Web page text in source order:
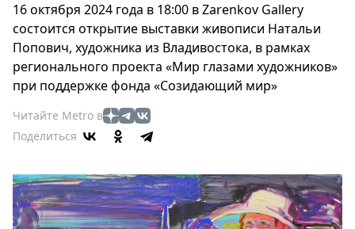
Туризм
Мода
Театр
Кино
Афиша
Книги
Пресс-
релизы
О
16 октября 2024 года в 18:00 в Zarenkov Gallery
состоится открытие выставки живописи Натальи
Попович, художника из Владивостока, в рамках
регионального проекта «Мир глазами художников»
при поддержке фонда «Созидающий мир»
Читайте Metro в
Поделиться